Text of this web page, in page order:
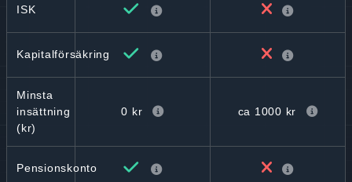
ISK
Kapitalförsäkring
Minsta
insättning
(kr)
0 kr ca 1000 kr
Pensionskonto